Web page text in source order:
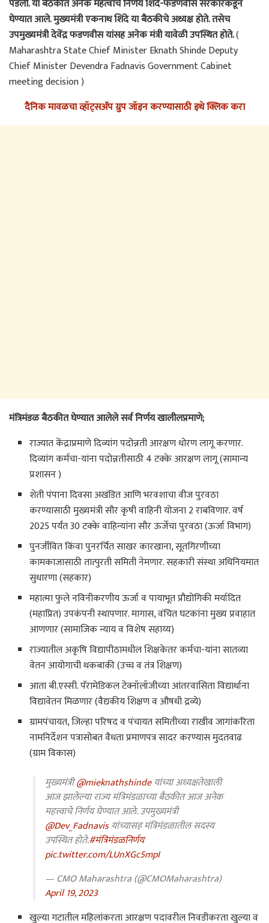
पडली. या बैठकीत अनेक महत्वाचे निर्णय शिंदे-फडणवीस सरकारकडून
घेण्यात आले. मुख्यमंत्री एकनाथ शिंदे या बैठकीचे अध्यक्ष होते. तसेच
उपमुख्यमंत्री देवेंद्र फडणवीस यांसह अनेक मंत्री यावेळी उपस्थित होते.(
Maharashtra State Chief Minister Eknath Shinde Deputy
Chief Minister Devendra Fadnavis Government Cabinet
meeting decision )
दैनिक मावळचा व्हॉट्सअ‍ॅप ग्रुप जॉइन करण्यासाठी इथे क्लिक करा
मंत्रिमंडळ बैठकीत घेण्यात आलेले सर्व निर्णय खालीलप्रमाणे;
राज्यात केंद्राप्रमाणे दिव्यांग पदोन्नती आरक्षण धोरण लागू करणार.
दिव्यांग कर्मचा-यांना पदोन्नतीसाठी 4 टक्के आरक्षण लागू (सामान्य
प्रशासन )
शेती पंपाना दिवसा अखंडित आणि भरवशाचा वीज पुरवठा
करण्यासाठी मुख्यमंत्री सौर कृषी वाहिनी योजना 2 राबविणार. वर्ष
2025 पर्यंत 30 टक्के वाहिन्यांना सौर ऊर्जेचा पुरवठा (ऊर्जा विभाग)
पुनर्जीवित किंवा पुनरर्चित साखर कारखाना, सूतगिरणीच्या
कामकाजासाठी तात्पुरती समिती नेमणार. सहकारी संस्था अधिनियमात
सुधारणा (सहकार)
महात्मा फुले नविनीकरणीय ऊर्जा व पायाभूत प्रौद्योगिकी मर्यादित
(महाप्रित) उपकंपनी स्थापणार. मागास, वंचित घटकांना मुख्य प्रवाहात
आणणार (सामाजिक न्याय व विशेष सहाय्य)
राज्यातील अकृषि विद्यापीठामधील शिक्षकेतर कर्मचा-यांना सातव्या
वेतन आयोगाची थकबाकी (उच्च व तंत्र शिक्षण)
आता बी.एस्सी. पॅरामेडिकल टेक्नॉलॉजीच्या आंतरवासिता विद्यार्थाना
विद्यावेतन मिळणार (वैद्यकीय शिक्षण व औषधी द्रव्ये)
ग्रामपंचायत, जिल्हा परिषद व पंचायत समितीच्या राखीव जागांकरिता
नामनिर्देशन पत्रासोबत वैधता प्रमाणपत्र सादर करण्यास मुदतवाढ
(ग्राम विकास)
मुख्यमंत्री@mieknathshindeयांच्या अध्यक्षतेखाली
आज झालेल्या राज्य मंत्रिमंडळाच्या बैठकीत आज अनेक
महत्त्वाचे निर्णय घेण्यात आले. उपमुख्यमंत्री
@Dev_Fadnavisयांच्यासह मंत्रिमंडळातील सदस्य
उपस्थित होते.#मंत्रिमंडळनिर्णय
pic.twitter.com/LUnXGc5mpI
— CMO Maharashtra (@CMOMaharashtra)
April 19, 2023
खुल्या गटातील महिलांकरता आरक्षण पदावरील निवडीकरता खुल्या व